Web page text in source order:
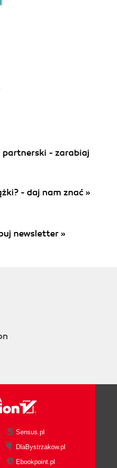
partnerski - zarabiaj
- daj nam znać »
newsletter »
Sensus.pl
DlaBystrzakow.pl
Ebookpoint.pl